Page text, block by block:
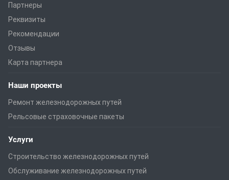
Партнеры
Реквизиты
Рекомендации
Отзывы
Карта партнера
Наши проекты
Ремонт железнодорожных путей
Рельсовые страховочные пакеты
Услуги
Строительство железнодорожных путей
Обслуживание железнодорожных путей